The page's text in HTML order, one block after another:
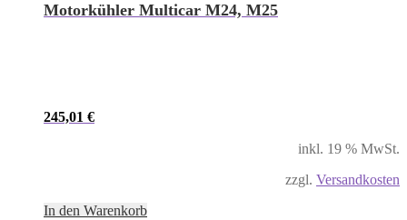
Motorkühler Multicar M24, M25
245,01 €
inkl. 19 % MwSt.
zzgl. Versandkosten
In den Warenkorb